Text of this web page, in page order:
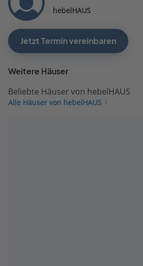
hebelHAUS
Jetzt Termin vereinbaren
Weitere Häuser
Beliebte Häuser von hebelHAUS
Alle Häuser von hebelHAUS